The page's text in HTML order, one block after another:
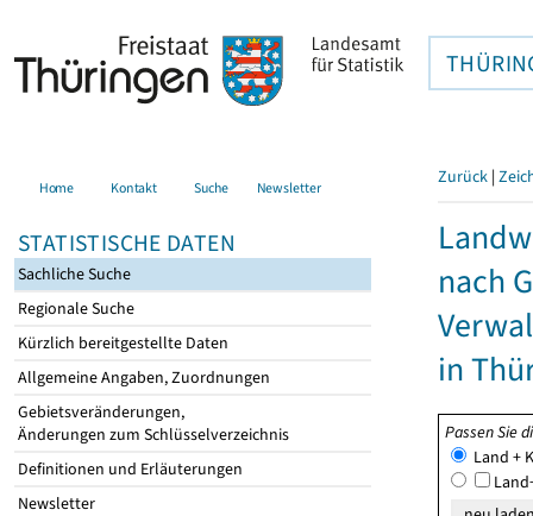
Home Kontakt Suche Newsletter
STATISTISCHE DATEN
Sachliche Suche
Regionale Suche
Kürzlich bereitgestellte Daten
Allgemeine Angaben, Zuordnungen
Gebietsveränderungen,
Änderungen zum Schlüsselverzeichnis
Definitionen und Erläuterungen
Newsletter
Zurück |
nach
in
Passen Sie
Land +